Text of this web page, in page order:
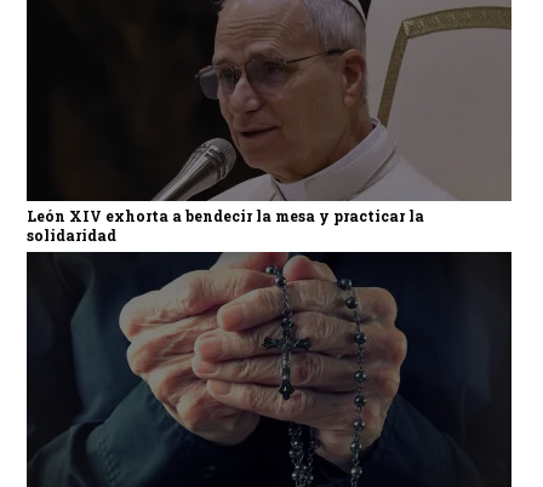
León XIV exhorta a bendecir la mesa y practicar la
solidaridad